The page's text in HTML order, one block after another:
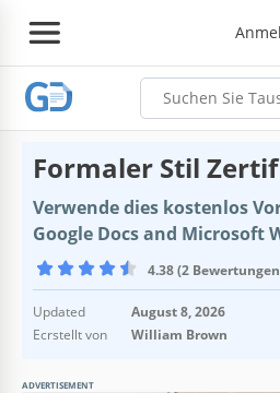
Formaler Stil
Verwende dies kostenlos
Google Docs and Microsoft
4.38 (2
Updated
August 8, 2026
Ecrstellt von
William Brown
ADVERTISEMENT